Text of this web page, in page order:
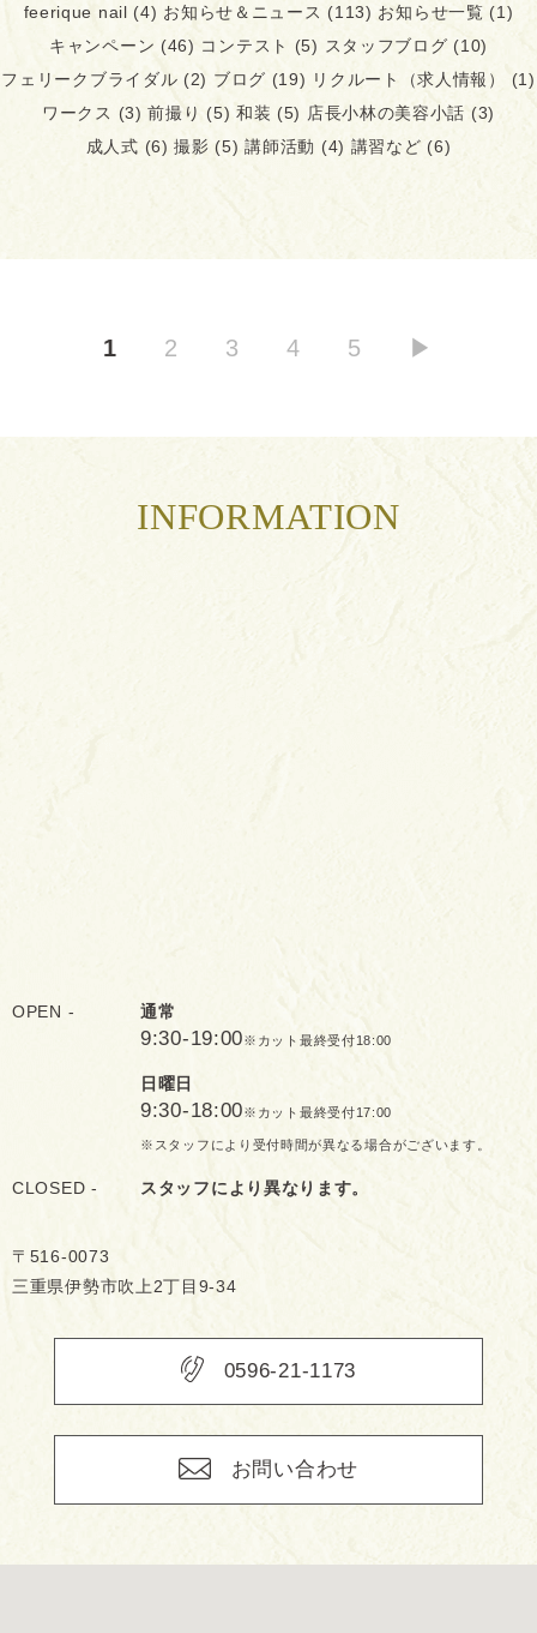
feerique nail (4) お知らせ＆ニュース (113) お知らせ一覧 (1)
キャンペーン (46) コンテスト (5) スタッフブログ (10)
フェリークブライダル (2) ブログ (19) リクルート（求人情報）
(1)
ワークス (3) 前撮り (5) 和装 (5) 店長小林の美容小話 (3)
成人式 (6) 撮影 (5) 講師活動 (4) 講習など (6)
1 2 3 4 5 ▶︎
INFORMATION
OPEN - 通常
9:30-19:00※カット最終受付18:00
日曜日
9:30-18:00※カット最終受付17:00
※スタッフにより受付時間が異なる場合がございます。
CLOSED - スタッフにより異なります。
〒516-0073
三重県伊勢市吹上2丁目9-34
0596-21-1173
お問い合わせ